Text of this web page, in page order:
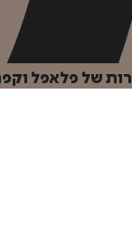
של פלאפל